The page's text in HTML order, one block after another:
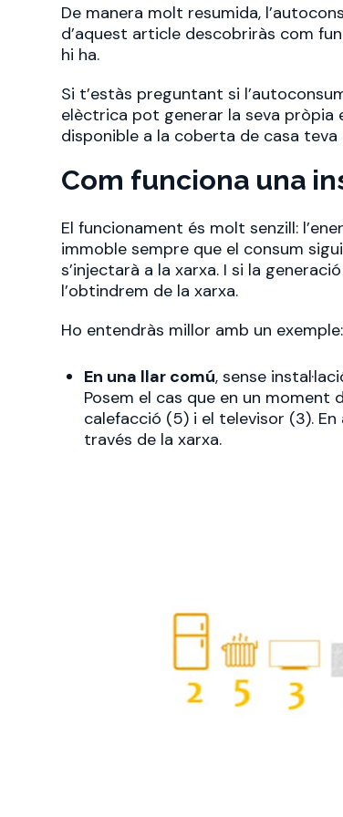
De manera molt resumida,
d’aquest article descobriràs com
hi ha.
Si t’estàs preguntant si
elèctrica pot generar la seva pròpia
disponible a la coberta de casa
Com funciona una
El funcionament és molt senzill:
immoble sempre que el consum
s’injectarà a la xarxa. I si la
l’obtindrem de la xarxa.
Ho entendràs millor amb un exemple:
En una llar comú, sense
Posem el cas que en un
calefacció (5) i el televisor (3).
través de la xarxa.